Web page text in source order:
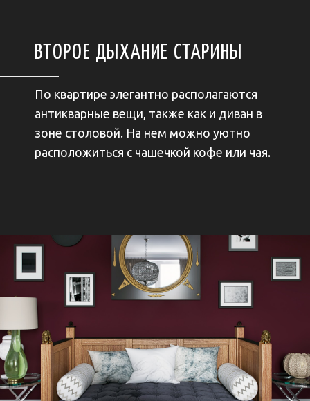
ВТОРОЕ ДЫХАНИЕ СТАРИНЫ
По квартире элегантно располагаются
антикварные вещи, также как и диван в
зоне столовой. На нем можно уютно
расположиться с чашечкой кофе или чая.